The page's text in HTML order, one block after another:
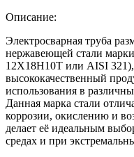
Описание:
Электросварная труба
нержавеющей стали
12Х18Н10Т или AISI 321),
высококачественный
использования в
Данная марка стали
коррозии, окислению и
делает её идеальным
средах и при